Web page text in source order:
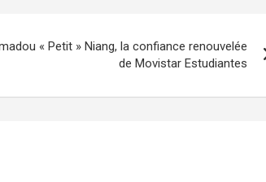
« Petit » Niang, la confiance renouvelée
de Movistar Estudiantes